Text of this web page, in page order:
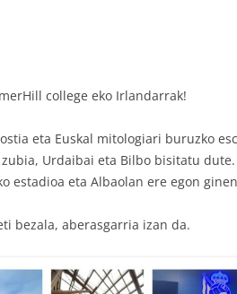
college eko Irlandarrak!
eta Euskal mitologiari buruzko
Urdaibai eta Bilbo bisitatu
estadioa eta Albaolan ere egon
bezala, aberasgarria izan da.